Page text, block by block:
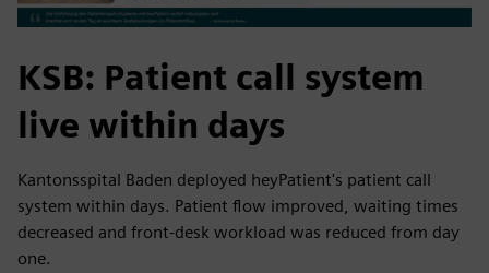
KSB: Patient call system
live within days
Kantonsspital Baden deployed heyPatient's patient call
system within days. Patient flow improved, waiting times
decreased and front-desk workload was reduced from day
one.